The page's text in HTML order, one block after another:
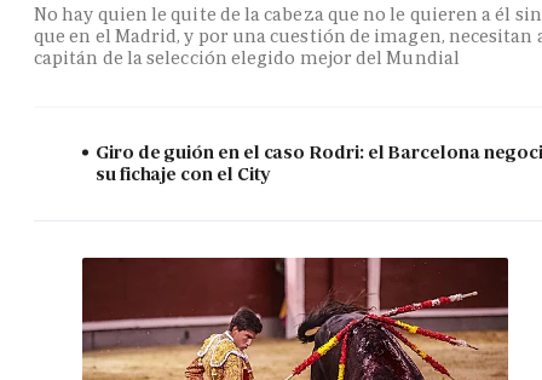
No hay quien le quite de la cabeza que no le quieren a él
que en el Madrid, y por una cuestión de imagen, necesitan
capitán de la selección elegido mejor del Mundial
Giro de guión en el caso Rodri: el Barcelona
su fichaje con el City